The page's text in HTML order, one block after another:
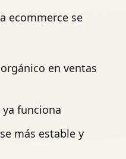
ecommerce se
en ventas
funciona
más estable y